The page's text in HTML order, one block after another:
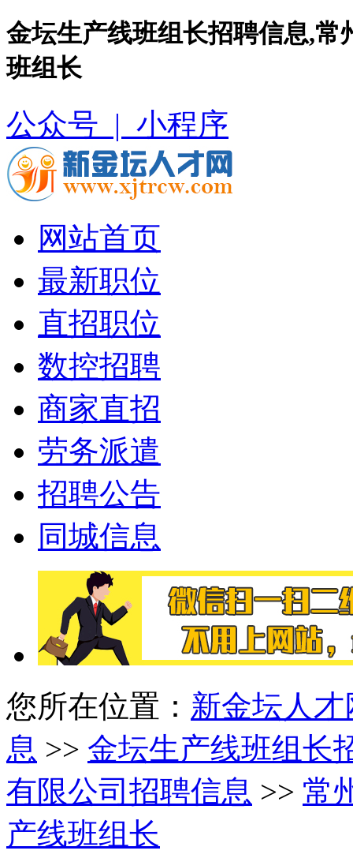
金坛生产线班组长招聘信息,
班组长
公众号 | 小程序
网站首页
最新职位
直招职位
数控招聘
商家直招
劳务派遣
招聘公告
同城信息
您所在位置： 新金坛人才
息 >> 金坛生产线班组长
有限公司招聘信息 >> 常
产线班组长